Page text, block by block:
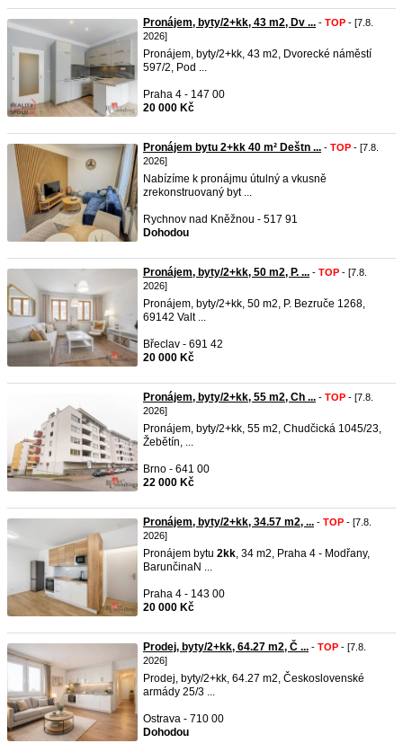
Pronájem, byty/2+kk, 43 m2, Dv ... - TOP - [7.8.
2026]
Pronájem, byty/2+kk, 43 m2, Dvorecké náměstí
597/2, Pod ...
Praha 4 - 147 00
20 000 Kč
Pronájem bytu 2+kk 40 m² Deštn ... - TOP - [7.8.
2026]
Nabízíme k pronájmu útulný a vkusně
zrekonstruovaný byt ...
Rychnov nad Kněžnou - 517 91
Dohodou
Pronájem, byty/2+kk, 50 m2, P. ... - TOP - [7.8.
2026]
Pronájem, byty/2+kk, 50 m2, P. Bezruče 1268,
69142 Valt ...
Břeclav - 691 42
20 000 Kč
Pronájem, byty/2+kk, 55 m2, Ch ... - TOP - [7.8.
2026]
Pronájem, byty/2+kk, 55 m2, Chudčická 1045/23,
Žebětín, ...
Brno - 641 00
22 000 Kč
Pronájem, byty/2+kk, 34.57 m2, ... - TOP - [7.8.
2026]
Pronájem bytu 2kk, 34 m2, Praha 4 - Modřany,
BarunčinaN ...
Praha 4 - 143 00
20 000 Kč
Prodej, byty/2+kk, 64.27 m2, Č ... - TOP - [7.8.
2026]
Prodej, byty/2+kk, 64.27 m2, Československé
armády 25/3 ...
Ostrava - 710 00
Dohodou